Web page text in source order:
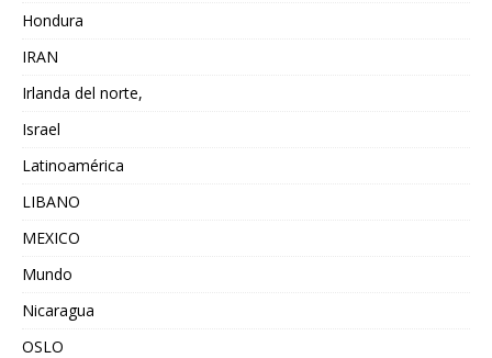
Hondura
IRAN
Irlanda del norte,
Israel
Latinoamérica
LIBANO
MEXICO
Mundo
Nicaragua
OSLO